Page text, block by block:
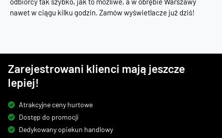
nawet w ciągu kilku godzin. Zamów wyświetlacze już dziś!
Zarejestrowani klienci mają jeszcze
lepiej!
Atrakcyjne ceny hurtowe
Dostęp do promocji
Dedykowany opiekun handlowy